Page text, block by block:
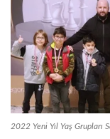
2022 Yeni Yıl Yaş Grupları